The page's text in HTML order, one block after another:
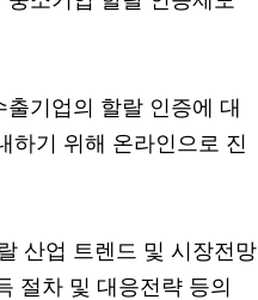
기업의 할랄 인증에 대
하기 위해 온라인으로 진
산업 트렌드 및 시장전망
절차 및 대응전략 등의